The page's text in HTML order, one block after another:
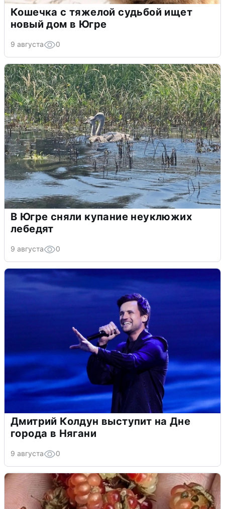
Кошечка с тяжелой судьбой ищет
новый дом в Югре
9 августа 0
В Югре сняли купание неуклюжих
лебедят
9 августа 0
Дмитрий Колдун выступит на Дне
города в Нягани
9 августа 0